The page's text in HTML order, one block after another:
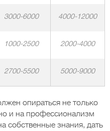
3000-6000 4000-12000
1000-2500 2000-4000
2700-5500 5000-9000
опираться не только
и на профессионализм
собственные знания, дать